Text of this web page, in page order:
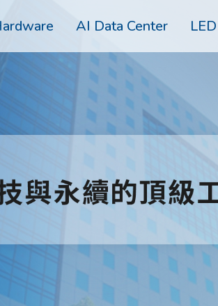
AI Data Center LED